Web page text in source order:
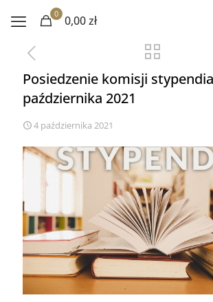
0 0,00 zł
Posiedzenie komisji
października 2021
4 października 2021